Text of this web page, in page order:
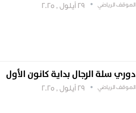
الموقف الرياضي 29 أيلول , 2025
دوري سلة الرجال بداية كانون الأول
الموقف الرياضي 29 أيلول , 2025